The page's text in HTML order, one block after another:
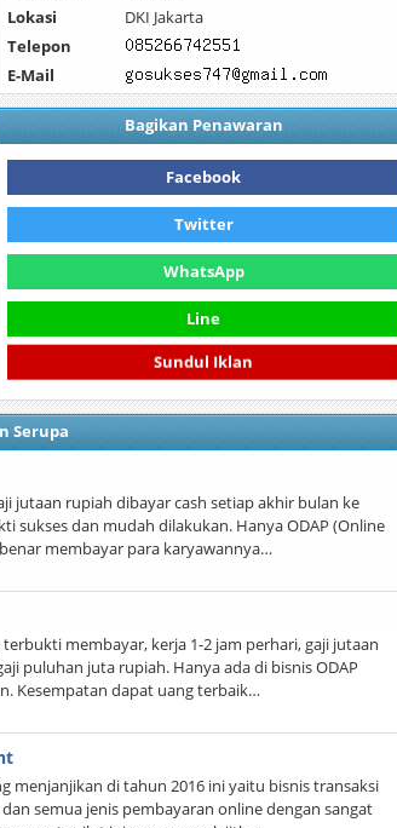
Lokasi
DKI Jakarta
Telepon
E-Mail
Bagikan Penawaran
Facebook
Twitter
WhatsApp
Line
Sundul Iklan
Serupa
jutaan rupiah dibayar cash setiap akhir bulan ke
sukses dan mudah dilakukan. Hanya ODAP (Online
membayar para karyawannya…
membayar, kerja 1-2 jam perhari, gaji jutaan
puluhan juta rupiah. Hanya ada di bisnis ODAP
Kesempatan dapat uang terbaik…
menjanjikan di tahun 2016 ini yaitu bisnis transaksi
semua jenis pembayaran online dengan sangat